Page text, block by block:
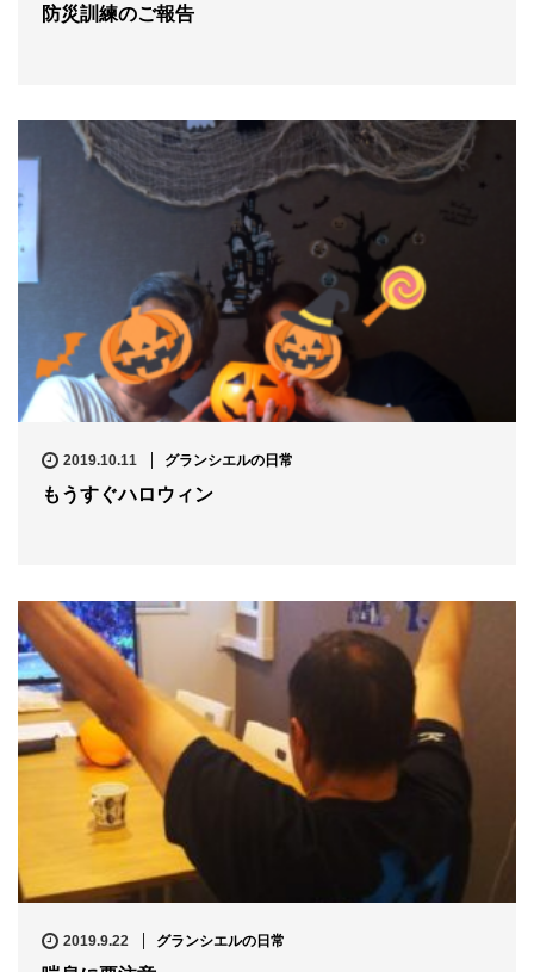
防災訓練のご報告
2019.10.11 グランシエルの日常
もうすぐハロウィン
2019.9.22 グランシエルの日常